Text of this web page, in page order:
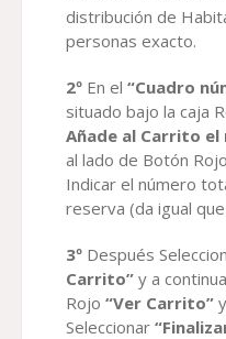
distribución de
personas exacto.
2º En el “Cuadro
situado bajo la caja
Añade al Carrito el
al lado de Botón Rojo
Indicar el número
reserva (da igual
3º Después
Carrito” y a
Rojo “Ver Carrito”
Seleccionar